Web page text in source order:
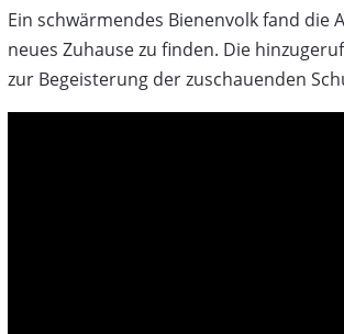
Ein schwärmendes Bienenvolk fand
neues Zuhause zu finden. Die
zur Begeisterung der zuschauenden